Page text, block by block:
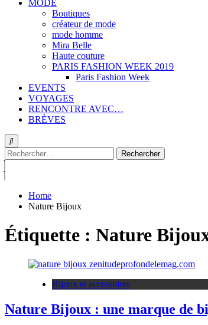
MODE
Boutiques
créateur de mode
mode homme
Mira Belle
Haute couture
PARIS FASHION WEEK 2019
Paris Fashion Week
EVENTS
VOYAGES
RENCONTRE AVEC…
BRÈVES
Rechercher :
Home
Nature Bijoux
Étiquette : Nature
Bijoux et accessoires
Nature Bijoux : une marque de